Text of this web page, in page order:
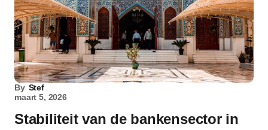
By Stef
maart 5, 2026
Stabiliteit van de bankensector in